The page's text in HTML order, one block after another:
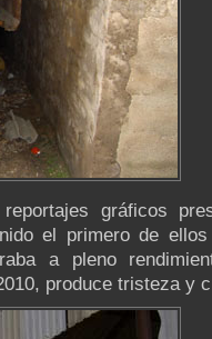
gráficos
el primero de
a pleno
produce tristeza y